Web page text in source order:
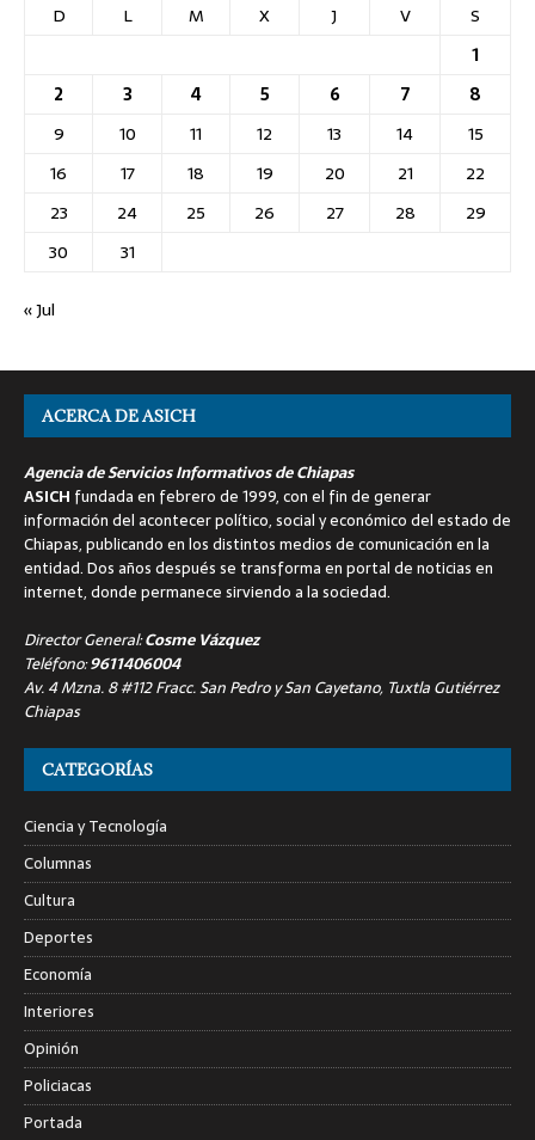
D
L M X J V
S
1
2
3 4 5 6 7
8
9
10 11 12 13 14
15
16
17 18 19 20 21
22
23
24 25 26 27 28
29
30
31
« Jul
ACERCA DE ASICH
Agencia de Servicios Informativos de Chiapas
ASICH fundada en febrero de 1999, con el fin de generar
información del acontecer político, social y económico del estado de
Chiapas, publicando en los distintos medios de comunicación en la
entidad. Dos años después se transforma en portal de noticias en
internet, donde permanece sirviendo a la sociedad.
Director General:Cosme Vázquez
Teléfono:9611406004
Av. 4 Mzna. 8 #112 Fracc. San Pedro y San Cayetano, Tuxtla Gutiérrez
Chiapas
CATEGORÍAS
Ciencia y Tecnología
Columnas
Cultura
Deportes
Economía
Interiores
Opinión
Policiacas
Portada